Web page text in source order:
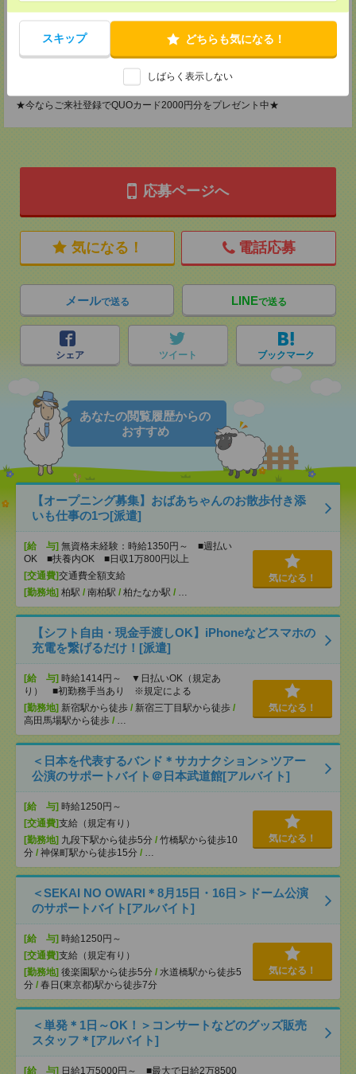
スキップ どちらも気になる！
しばらく表示しない
神奈川県横浜市保土ケ谷区神戸町134 横浜ビジネスパークサウスタワー
2F B区画
TEL：0120-901-799
MAIL： tenshoku@nikken-ts.jp
担当：採用担当
★今ならご来社登録でQUOカード2000円分をプレゼント中★
応募ページへ
気になる！ 電話応募
メールで送る LINEで送る
シェア ツイート ブックマーク
あなたの閲覧履歴からの
おすすめ
【オープニング募集】おばあちゃんのお散歩付き添
いも仕事の1つ[派遣]
[給 与] 無資格未経験：時給1350円～ ■週払い
OK ■扶養内OK ■日収1万800円以上
[交通費]交通費全額支給
[勤務地] 柏駅 / 南柏駅 / 柏たなか駅 / …
気になる！
【シフト自由・現金手渡しOK】iPhoneなどスマホの
充電を繋げるだけ！[派遣]
[給 与] 時給1414円～ ▼日払いOK（規定あ
り） ■初勤務手当あり ※規定による
[勤務地] 新宿駅から徒歩 / 新宿三丁目駅から徒歩 /
高田馬場駅から徒歩 / …
気になる！
＜日本を代表するバンド＊サカナクション＞ツアー
公演のサポートバイト＠日本武道館[アルバイト]
[給 与] 時給1250円～
[交通費]支給（規定有り）
[勤務地] 九段下駅から徒歩5分 / 竹橋駅から徒歩10
分 / 神保町駅から徒歩15分 / …
気になる！
＜SEKAI NO OWARI＊8月15日・16日＞ドーム公演
のサポートバイト[アルバイト]
[給 与] 時給1250円～
[交通費]支給（規定有り）
[勤務地] 後楽園駅から徒歩5分 / 水道橋駅から徒歩5
分 / 春日(東京都)駅から徒歩7分
気になる！
＜単発＊1日～OK！＞コンサートなどのグッズ販売
スタッフ＊[アルバイト]
[給 与] 日給1万5000円～ ■最大で日給2万8500